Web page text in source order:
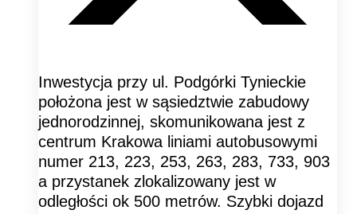
Inwestycja przy ul. Podgórki Tynieckie
położona jest w sąsiedztwie zabudowy
jednorodzinnej, skomunikowana jest z
centrum Krakowa liniami autobusowymi
numer 213, 223, 253, 263, 283, 733, 903
a przystanek zlokalizowany jest w
odległości ok 500 metrów. Szybki dojazd